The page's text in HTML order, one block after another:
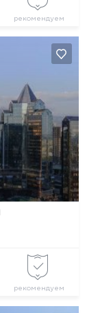
рекомендуем
рекомендуем